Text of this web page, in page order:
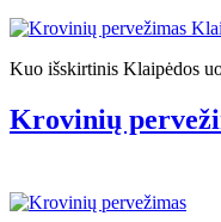
Kuo išskirtinis Klaipėdos
Krovinių